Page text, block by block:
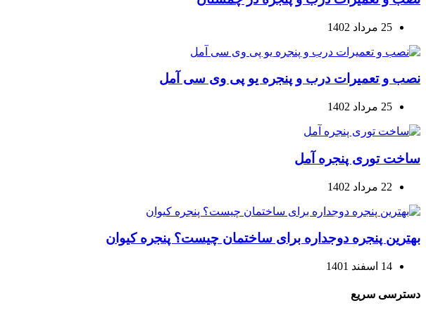
25 مرداد 1402
نصب و تعمیرات درب و پنجره یو پی وی سی آمل
25 مرداد 1402
ساخت توری پنجره آمل
22 مرداد 1402
بهترین پنجره دوجداره برای ساختمان چیست؟ پنجره کیوان
14 اسفند 1401
دسترسی سریع